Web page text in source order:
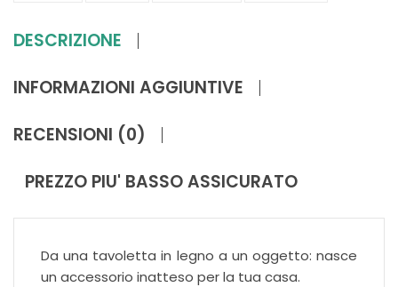
DESCRIZIONE
INFORMAZIONI AGGIUNTIVE
RECENSIONI (0)
PREZZO PIU' BASSO ASSICURATO
Da una tavoletta in legno a un oggetto: nasce
un accessorio inatteso per la tua casa.